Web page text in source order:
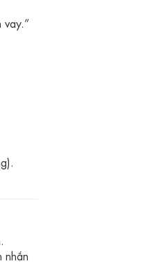
nhắn